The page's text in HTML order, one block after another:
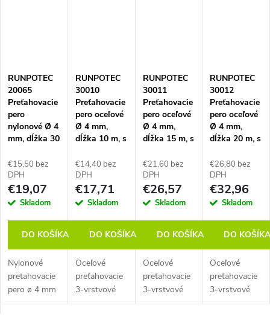
RUNPOTEC
20065
Preťahovacie
pero
nylonové Ø 4
mm, dĺžka 30
€15,50 bez
DPH
€19,07
Skladom
DO KOŠÍKA
Nylonové
pretahovacie
pero ø 4 mm
s pružinou a
RUNPOTEC
30010
Preťahovacie
pero oceľové
Ø 4 mm,
dĺžka 10 m, s
€14,40 bez
DPH
€17,71
Skladom
DO KOŠÍKA
Oceľové
preťahovacie
3-vrstvové
pero so
RUNPOTEC
30011
Preťahovacie
pero oceľové
Ø 4 mm,
dĺžka 15 m, s
€21,60 bez
DPH
€26,57
Skladom
DO KOŠÍKA
Oceľové
preťahovacie
3-vrstvové
pero so
RUNPOTEC
30012
Preťahovacie
pero oceľové
Ø 4 mm,
dĺžka 20 m, s
€26,80 bez
DPH
€32,96
Skladom
DO
Oceľové
preťahovacie
3-vrstvové
pero so